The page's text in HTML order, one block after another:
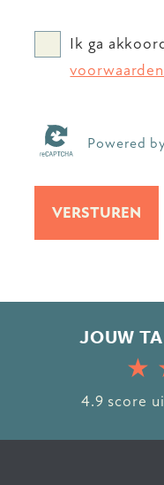
Ik ga
Powered
VERSTUREN
JOUW
4.9 score